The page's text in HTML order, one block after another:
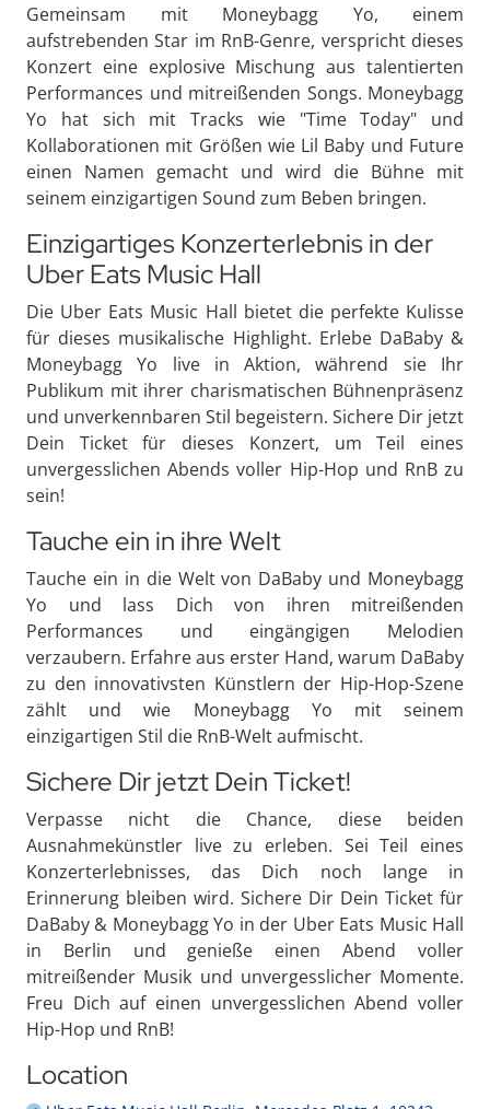
Gemeinsam mit Moneybagg Yo, einem
aufstrebenden Star im RnB-Genre, verspricht dieses
Konzert eine explosive Mischung aus talentierten
Performances und mitreißenden Songs. Moneybagg
Yo hat sich mit Tracks wie "Time Today" und
Kollaborationen mit Größen wie Lil Baby und Future
einen Namen gemacht und wird die Bühne mit
seinem einzigartigen Sound zum Beben bringen.
Einzigartiges Konzerterlebnis in der
Uber Eats Music Hall
Die Uber Eats Music Hall bietet die perfekte Kulisse
für dieses musikalische Highlight. Erlebe DaBaby &
Moneybagg Yo live in Aktion, während sie Ihr
Publikum mit ihrer charismatischen Bühnenpräsenz
und unverkennbaren Stil begeistern. Sichere Dir jetzt
Dein Ticket für dieses Konzert, um Teil eines
unvergesslichen Abends voller Hip-Hop und RnB zu
sein!
Tauche ein in ihre Welt
Tauche ein in die Welt von DaBaby und Moneybagg
Yo und lass Dich von ihren mitreißenden
Performances und eingängigen Melodien
verzaubern. Erfahre aus erster Hand, warum DaBaby
zu den innovativsten Künstlern der Hip-Hop-Szene
zählt und wie Moneybagg Yo mit seinem
einzigartigen Stil die RnB-Welt aufmischt.
Sichere Dir jetzt Dein Ticket!
Verpasse nicht die Chance, diese beiden
Ausnahmekünstler live zu erleben. Sei Teil eines
Konzerterlebnisses, das Dich noch lange in
Erinnerung bleiben wird. Sichere Dir Dein Ticket für
DaBaby & Moneybagg Yo in der Uber Eats Music Hall
in Berlin und genieße einen Abend voller
mitreißender Musik und unvergesslicher Momente.
Freu Dich auf einen unvergesslichen Abend voller
Hip-Hop und RnB!
Location